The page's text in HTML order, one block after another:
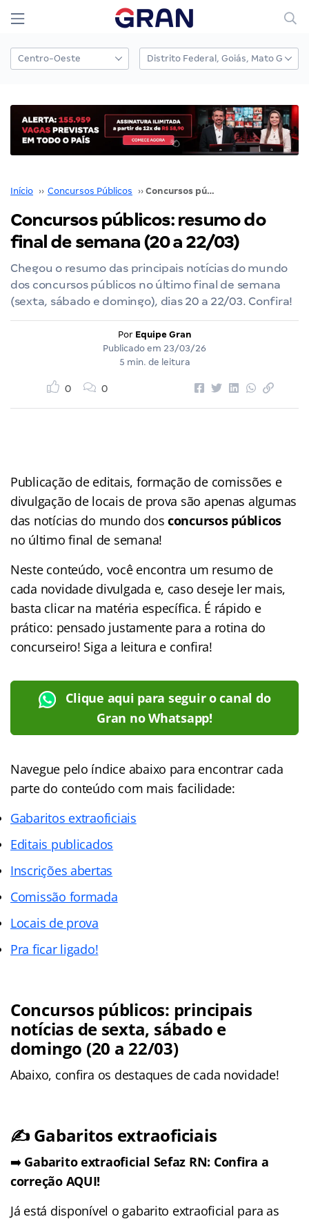
Início ›› Concursos Públicos ›› Concursos públicos: resumo do final de semana (20 a 22/03)
Concursos públicos: resumo do
final de semana (20 a 22/03)
Chegou o resumo das principais notícias do mundo
dos concursos públicos no último final de semana
(sexta, sábado e domingo), dias 20 a 22/03. Confira!
Por Equipe Gran
Publicado em 23/03/26
5 min. de leitura
0 0
Publicação de editais, formação de comissões e
divulgação de locais de prova são apenas algumas
das notícias do mundo dos concursos públicos
no último final de semana!
Neste conteúdo, você encontra um resumo de
cada novidade divulgada e, caso deseje ler mais,
basta clicar na matéria específica. É rápido e
prático: pensado justamente para a rotina do
concurseiro! Siga a leitura e confira!
Clique aqui para seguir o canal do
Gran no Whatsapp!
Navegue pelo índice abaixo para encontrar cada
parte do conteúdo com mais facilidade:
Gabaritos extraoficiais
Editais publicados
Inscrições abertas
Comissão formada
Locais de prova
Pra ficar ligado!
Concursos públicos: principais
notícias de sexta, sábado e
domingo (20 a 22/03)
Abaixo, confira os destaques de cada novidade!
✍️ Gabaritos extraoficiais
➡️ Gabarito extraoficial Sefaz RN: Confira a
correção AQUI!
Já está disponível o gabarito extraoficial para as